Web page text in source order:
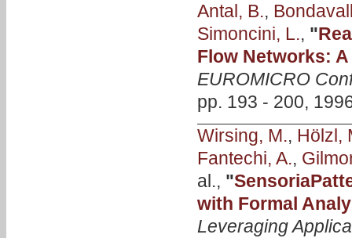
Antal, B.,
Simoncini, L., "
Flow Networks:
EUROMICRO
pp. 193 - 200,
Wirsing, M., Hölzl,
Fantechi, A.,
al., "
with Formal
Leveraging